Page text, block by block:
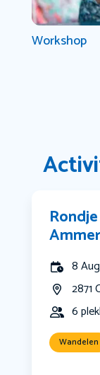
Workshop
8
2871
6
Wandelen